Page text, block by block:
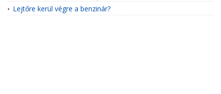
• Lejtőre kerül végre a benzinár?